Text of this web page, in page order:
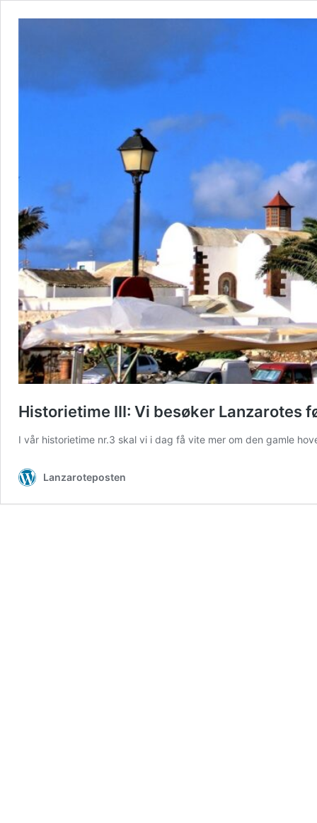
Historietime III: Vi besøker Lanzarotes
I vår historietime nr.3 skal vi i dag få vite mer om den gamle
Lanzaroteposten